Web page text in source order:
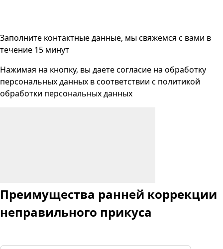
Заполните контактные данные, мы свяжемся с вами в
течение 15 минут
Нажимая на кнопку, вы даете согласие на обработку
персональных данных в соответствии с политикой
обработки персональных данных
Преимущества ранней коррекции
неправильного прикуса